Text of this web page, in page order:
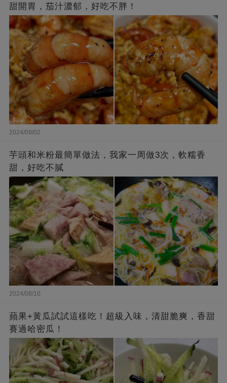
甜開胃，茄汁濃郁，好吃不胖！
2024/09/02
芋頭和米粉最簡單做法，我家一周做3次，軟糯香
甜，好吃不膩
2024/08/10
蘋果+黃瓜試試這樣吃！超級入味，清甜脆爽，香甜
賽過哈密瓜！